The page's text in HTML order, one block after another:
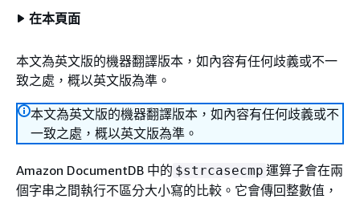
在本頁面
本文為英文版的機器翻譯版本，如內容有任何歧義或不一
致之處，概以英文版為準。
本文為英文版的機器翻譯版本，如內容有任何歧義或不
一致之處，概以英文版為準。
Amazon DocumentDB 中的 $strcasecmp 運算子會在兩
個字串之間執行不區分大小寫的比較。它會傳回整數值，